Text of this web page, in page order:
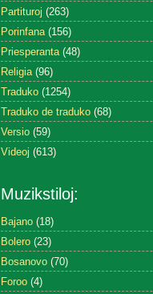
Partituroj (263)
Porinfana (156)
Priesperanta (48)
Religia (96)
Traduko (1254)
Traduko de traduko (68)
Versio (59)
Videoj (613)
Muzikstiloj:
Bajano (18)
Bolero (23)
Bosanovo (70)
Foroo (4)